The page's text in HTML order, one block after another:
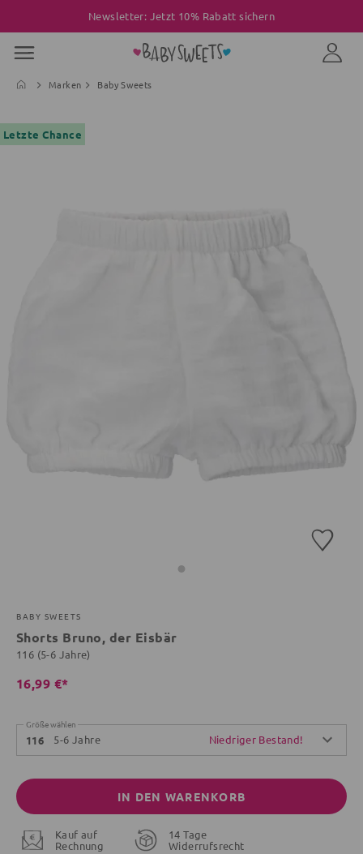
Newsletter: Jetzt 10% Rabatt sichern
Marken Baby Sweets
Letzte Chance
BABY SWEETS
Shorts Bruno, der Eisbär
116 (5-6 Jahre)
16,99 €*
Größe wählen
116 5-6 Jahre Niedriger Bestand!
IN DEN WARENKORB
Kauf auf
Rechnung
14 Tage
Widerrufsrecht